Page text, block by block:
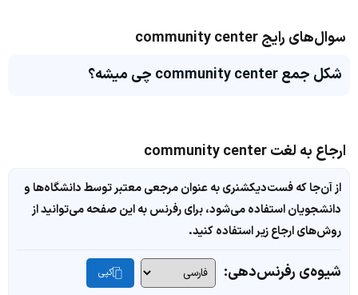
سوال‌های رایج community center
شکل جمع community center چی میشه؟
ارجاع به لغت community center
از آن‌جا که فست‌دیکشنری به عنوان مرجعی معتبر توسط دانشگاه‌ها و
دانشجویان استفاده می‌شود، برای رفرنس به این صفحه می‌توانید از
روش‌های ارجاع زیر استفاده کنید.
شیوه‌ی رفرنس‌دهی: کپی